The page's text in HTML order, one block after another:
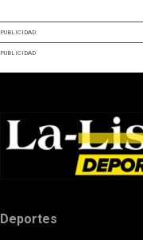
PUBLICIDAD
PUBLICIDAD
Deportes